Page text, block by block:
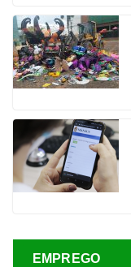
EMPREGO